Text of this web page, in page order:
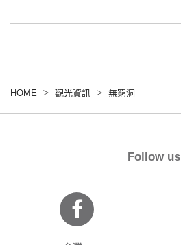
HOME 觀光資訊 無窮洞
Follow us